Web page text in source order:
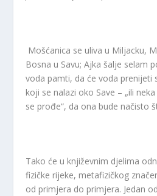
Mošćanica se uliva u Miljacku,
Bosna u Savu; Ajka šalje selam
voda pamti, da će voda prenijeti
koji se nalazi oko Save – „ili
se prođe“, da ona bude načisto
Tako će u književnim djelima
fizičke rijeke, metafizičkog
od primjera do primjera. Jedan